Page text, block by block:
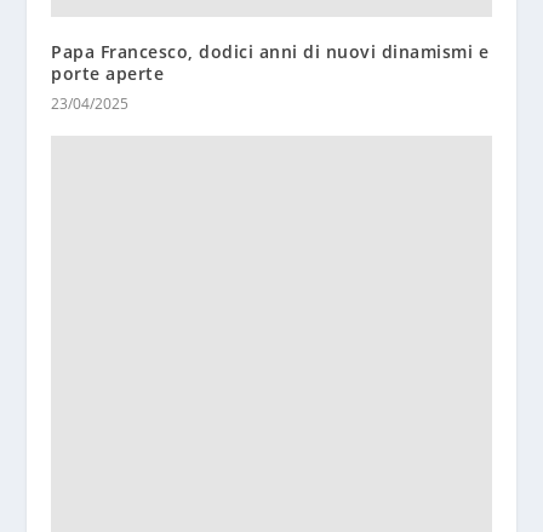
Papa Francesco, dodici anni di nuovi dinamismi e
porte aperte
23/04/2025